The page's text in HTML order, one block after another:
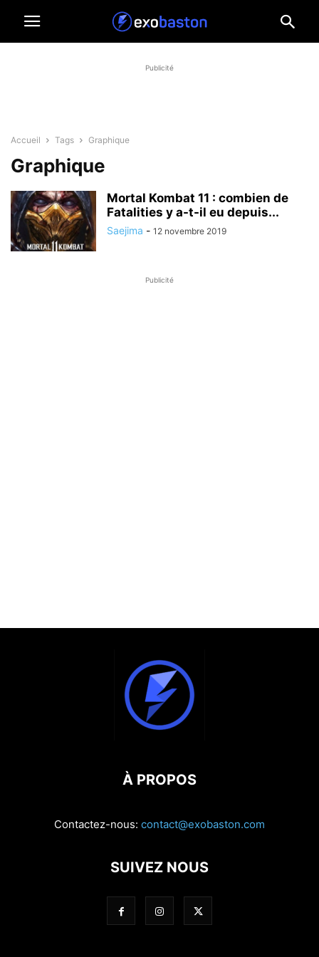
Publicité
Accueil Tags Graphique
Graphique
Mortal Kombat 11 : combien de
Fatalities y a-t-il eu depuis...
Saejima - 12 novembre 2019
Publicité
À PROPOS
Contactez-nous: contact@exobaston.com
SUIVEZ NOUS